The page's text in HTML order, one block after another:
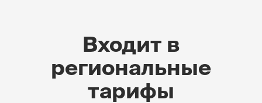
Входит в
региональные
тарифы